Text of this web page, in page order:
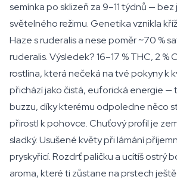
semínka po sklizeň za 9–11 týdnů —
světelného režimu. Genetika vznikla
Haze s ruderalis a nese poměr ~70 %
ruderalis. Výsledek? 16–17 % THC, 2 %
rostlina, která nečeká na tvé pokyny k
přichází jako čistá, euforická energie
buzzu, díky kterému odpoledne něco
přirostl k pohovce. Chuťový profil je
sladký. Usušené květy při lámání
pryskyřicí. Rozdrť paličku a ucítíš ostrý
aroma, které ti zůstane na prstech